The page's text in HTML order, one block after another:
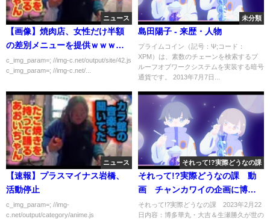
ニュース
【画像】焼肉店、女性だけ半額
の差別メニューを提供ｗｗｗｗ
ｗｗ
c_img_param=; //img-c.net/output/site/42.js
c_img_param=; //img-c.net/...
未分類
島田陽子 - 来歴・人物
プライムコイン（記号：Ψ;コード：
XPM）は、素数のチェーンを検索するプ
ルーフオブワークシステムを実装する暗号
通貨です。 2013年7月7日...
ニュース
【速報】プラスマイナス岩橋、
活動停止
c_img_param=; //img-
c.net/output/category/anime.js
それって!?実際どうなの課
それって!?実際どうなの課 動
画 チャンカワイの企画に博多
大吉が参戦 2月22日
それって!?実際どうなの課 2023年2月22
日内容：博多華丸・大吉＆生瀬勝久が世の